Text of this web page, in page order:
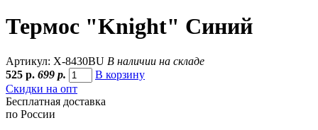
Термос "Knight" Синий
Артикул: X-8430BU В наличии на складе
525 р. 699 р.
В корзину
Скидки на опт
Бесплатная доставка
по России